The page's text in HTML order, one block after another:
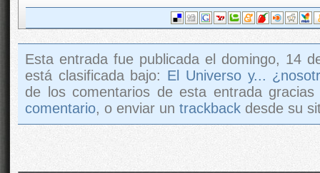
Esta entrada fue publicada el domingo, 14
está clasificada bajo: El Universo y...
de los comentarios de esta entrada
comentario, o enviar un trackback desde su